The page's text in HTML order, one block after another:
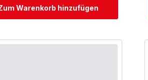
Smart
H8822S
Warenkorb hinzufügen